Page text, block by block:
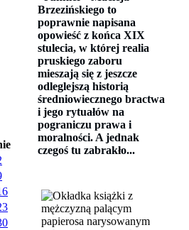
Brzezińskiego to
poprawnie napisana
opowieść z końca XIX
stulecia, w której realia
pruskiego zaboru
mieszają się z jeszcze
odleglejszą historią
średniowiecznego bractwa
i jego rytuałów na
pograniczu prawa i
moralności. A jednak
czegoś tu zabrakło...